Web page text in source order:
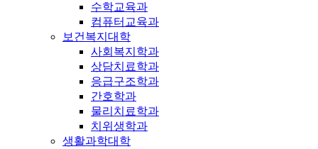
수학교육과
컴퓨터교육과
보건복지대학
사회복지학과
상담치료학과
응급구조학과
간호학과
물리치료학과
치위생학과
생활과학대학